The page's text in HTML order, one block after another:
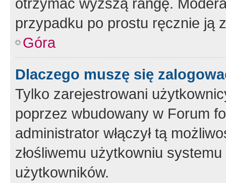
przypadku po prostu ręcznie ją
Góra
Dlaczego muszę się
Tylko zarejestrowani
poprzez wbudowany w Forum
administrator włączył tą
złośliwemu użytkowniu
użytkowników.